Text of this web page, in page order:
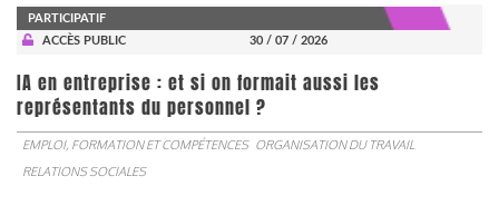
PARTICIPATIF
ACCÈS PUBLIC
30 / 07 / 2026
IA en entreprise : et si on formait aussi les
représentants du personnel ?
EMPLOI, FORMATION ET COMPÉTENCES ORGANISATION DU TRAVAIL
RELATIONS SOCIALES